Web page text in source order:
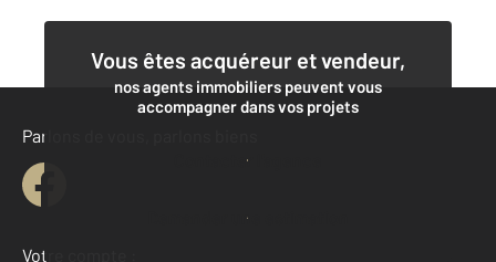
Vous êtes acquéreur et vendeur,
nos agents immobiliers peuvent vous
accompagner dans vos projets
Contacter l'agence
Demander une estimation
Parlons de vous, parlons biens
Votre compte :